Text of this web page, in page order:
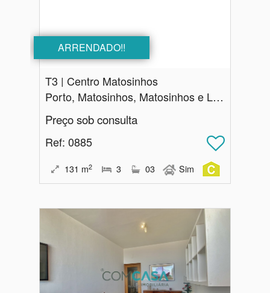
ARRENDADO!!
T3 | Centro Matosinhos
Porto, Matosinhos, Matosinhos e Leça da Palmeira
Preço sob consulta
Ref: 0885
131 m2 3 03 Sim